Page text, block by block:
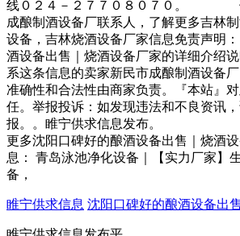
线０２４－２７７０８０７０。
成酿制酒设备厂联系人，了解更多吉林
设备，吉林烧酒设备厂家信息免责声明
酒设备出售｜烧酒设备厂家的详细介绍
系这条信息的卖家新民市成酿制酒设备厂
准确性和合法性由商家负责。『本站』
任。举报投诉：如发现违法和不良资讯
报。。睢宁供求信息发布。
更多沈阳口碑好的酿酒设备出售｜烧酒
息： 青岛泳池净化设备｜【实力厂家】
备，
睢宁供求信息 沈阳口碑好的酿酒设备出